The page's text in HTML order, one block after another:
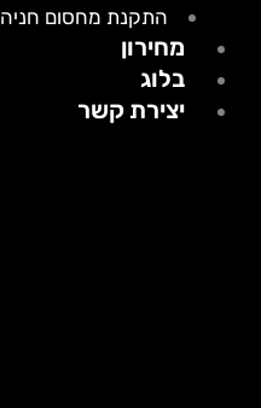
התקנת מחסום חניה
מחירון
בלוג
יצירת קשר